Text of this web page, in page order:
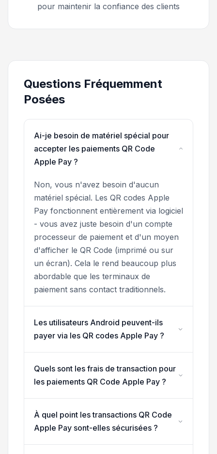
pour maintenir la confiance des clients
Questions Fréquemment
Posées
Ai-je besoin de matériel spécial pour
accepter les paiements QR Code
Apple Pay ?
Non, vous n'avez besoin d'aucun
matériel spécial. Les QR codes Apple
Pay fonctionnent entièrement via logiciel
- vous avez juste besoin d'un compte
processeur de paiement et d'un moyen
d'afficher le QR Code (imprimé ou sur
un écran). Cela le rend beaucoup plus
abordable que les terminaux de
paiement sans contact traditionnels.
Les utilisateurs Android peuvent-ils
payer via les QR codes Apple Pay ?
Quels sont les frais de transaction pour
les paiements QR Code Apple Pay ?
À quel point les transactions QR Code
Apple Pay sont-elles sécurisées ?